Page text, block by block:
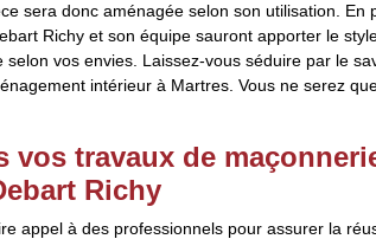
sera donc aménagée selon son utilisation. En
Richy et son équipe sauront apporter le
selon vos envies. Laissez-vous séduire par le
intérieur à Martres. Vous ne serez
vos travaux de
Richy
appel à des professionnels pour assurer la